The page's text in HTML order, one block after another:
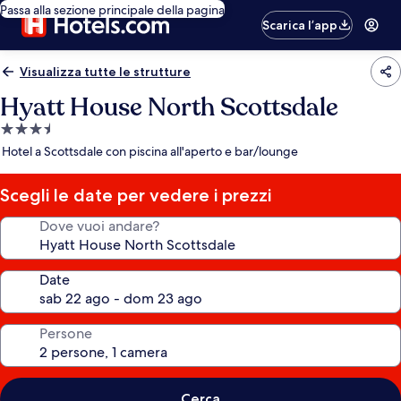
Passa alla sezione principale della pagina
Scarica l’app
Visualizza tutte le strutture
Hyatt House North Scottsdale
Struttura
a
stelle
Hotel a Scottsdale con piscina all'aperto e bar/lounge
Scegli le date per vedere i prezzi
Dove vuoi andare?
Date
Persone